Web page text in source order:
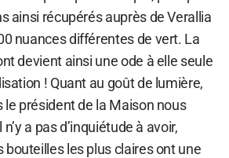
ainsi récupérés auprès de Verallia
nuances différentes de vert. La
devient ainsi une ode à elle seule
! Quant au goût de lumière,
le président de la Maison nous
a pas d’inquiétude à avoir,
bouteilles les plus claires ont une